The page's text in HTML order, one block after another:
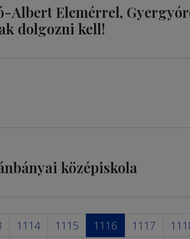
Albert Elemérrel,
dolgozni kell!
középiskola
1114 1115 1116 1117